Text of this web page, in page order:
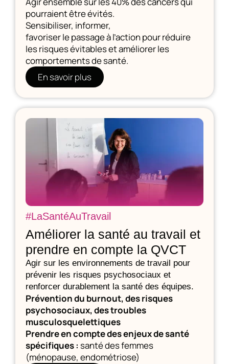
pourraient être évités.
Sensibiliser, informer,
favoriser le passage à l’action pour réduire
les risques évitables et améliorer les
comportements de santé.
En savoir plus
#LaSantéAuTravail
Améliorer la santé au travail et
prendre en compte la QVCT
Agir sur les environnements de travail pour
prévenir les risques psychosociaux et
renforcer durablement la santé des équipes.
Prévention du burnout, des risques
psychosociaux, des troubles
musculosquelettiques
Prendre en compte des enjeux de santé
spécifiques : santé des femmes
(ménopause, endométriose)